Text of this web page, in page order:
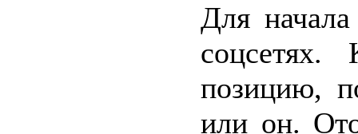
Для
соцсетях.
позицию,
или он.